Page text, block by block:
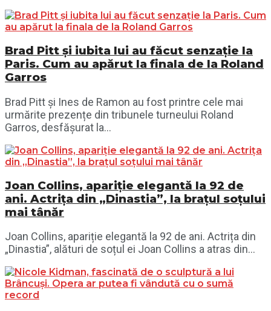
Brad Pitt și iubita lui au făcut senzație la
Paris. Cum au apărut la finala de la Roland
Garros
Brad Pitt și Ines de Ramon au fost printre cele mai
urmărite prezențe din tribunele turneului Roland
Garros, desfășurat la...
Joan Collins, apariție elegantă la 92 de
ani. Actrița din „Dinastia”, la brațul soțului
mai tânăr
Joan Collins, apariție elegantă la 92 de ani. Actrița din
„Dinastia”, alături de soțul ei Joan Collins a atras din...